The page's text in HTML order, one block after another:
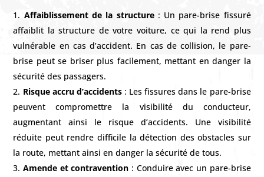
Affaiblissement de la structure: Un pare-brise fissuré
affaiblit la structure de votre voiture, ce qui la rend plus
vulnérable en cas d’accident. En cas de collision, le pare-
brise peut se briser plus facilement, mettant en danger la
sécurité des passagers.
Risque accru d’accidents: Les fissures dans le pare-brise
peuvent compromettre la visibilité du conducteur,
augmentant ainsi le risque d’accidents. Une visibilité
réduite peut rendre difficile la détection des obstacles sur
la route, mettant ainsi en danger la sécurité de tous.
Amende et contravention : Conduire avec un pare-brise